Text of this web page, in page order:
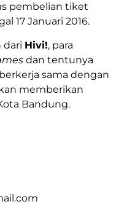
pembelian tiket
17 Januari 2016.
dari Hivi!, para
dan tentunya
sama dengan
memberikan
Bandung.